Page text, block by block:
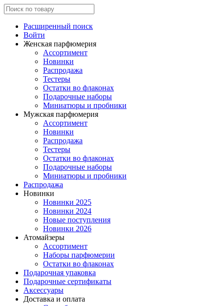
Расширенный поиск
Войти
Женская парфюмерия
Ассортимент
Новинки
Распродажа
Тестеры
Остатки во флаконах
Подарочные наборы
Миниатюры и пробники
Мужская парфюмерия
Ассортимент
Новинки
Распродажа
Тестеры
Остатки во флаконах
Подарочные наборы
Миниатюры и пробники
Распродажа
Новинки
Новинки 2025
Новинки 2024
Новые поступления
Новинки 2026
Атомайзеры
Ассортимент
Наборы парфюмерии
Остатки во флаконах
Подарочная упаковка
Подарочные сертификаты
Аксессуары
Доставка и оплата